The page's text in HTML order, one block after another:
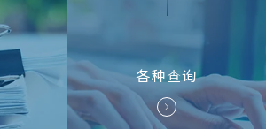
各种查询